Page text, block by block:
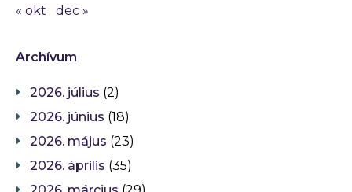
« okt dec »
Archívum
2026. július (2)
2026. június (18)
2026. május (23)
2026. április (35)